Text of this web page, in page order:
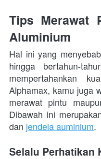
Tips Merawat
Aluminium
Hal ini yang
hingga bertahun-
mempertahankan
Alphamax, kamu juga
merawat pintu
Dibawah ini
dan jendela auminium.
Selalu Perhatikan